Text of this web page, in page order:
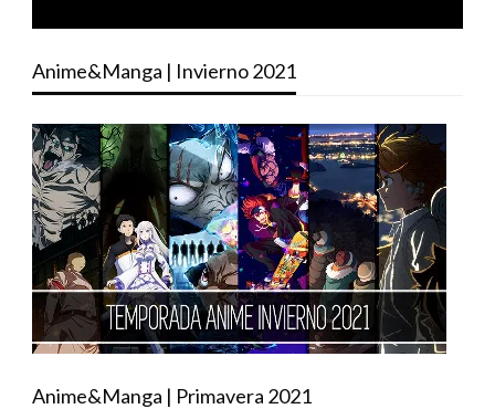
Anime&Manga | Invierno 2021
Anime&Manga | Primavera 2021